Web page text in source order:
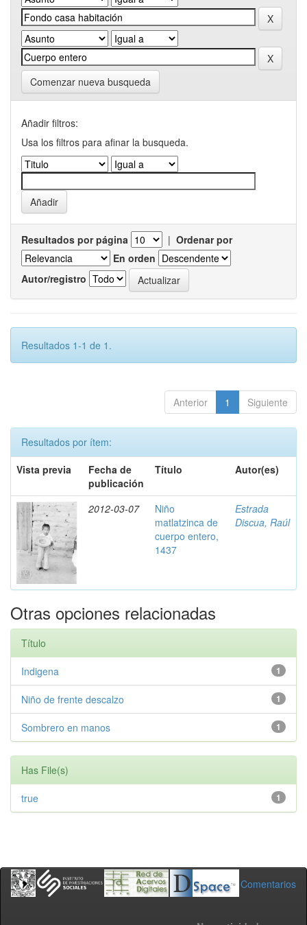
Comenzar nueva busqueda
Añadir filtros:
Usa los filtros para afinar la busqueda.
Resultados por página | Ordenar por
En orden
Autor/registro
Resultados 1-1 de 1.
Anterior 1 Siguiente
Resultados por ítem:
Vista previa
Fecha de
publicación
Título Autor(es)
2012-03-07
Niño
matlatzinca de
cuerpo entero,
1437
Estrada
Discua, Raúl
Otras opciones relacionadas
Título
1
Indigena
1
Niño de frente descalzo
1
Sombrero en manos
Has File(s)
1
true
Comentarios